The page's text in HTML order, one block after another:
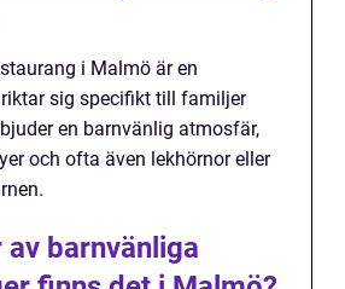
i Malmö är en
sig specifikt till familjer
en barnvänlig atmosfär,
och ofta även lekhörnor eller
barnvänliga